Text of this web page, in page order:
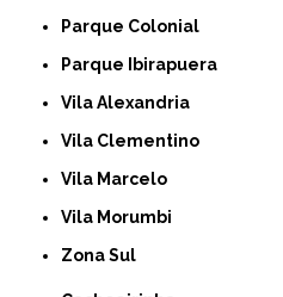
Parque Colonial
Parque Ibirapuera
Vila Alexandria
Vila Clementino
Vila Marcelo
Vila Morumbi
Zona Sul